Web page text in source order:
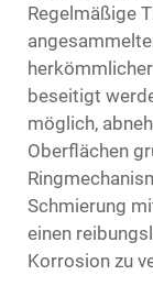
Regelmäßige
beseitigt
möglich,
Oberflächen
Schmierung
einen
Korrosion zu